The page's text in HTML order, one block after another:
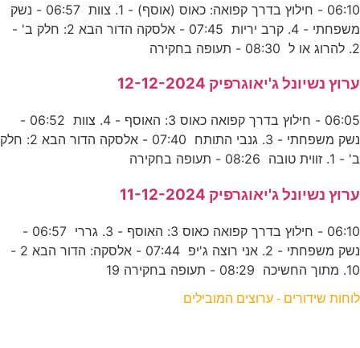
06:10 - חילוץ בדרך קפואה: כאוס (אוסף) - 1. צוות 06:57 - נשק
משפחתי - 4. קרב יריות 07:45 - אלסקה הדור הבא 2: חלק ב' -
2. להרוג או ל 08:30 - תעופה בחקירה
ערוץ נשיונל ג'יאוגרפיק 12-12-2024
06:05 - חילוץ בדרך קפואה כאוס 3: האוסף - 4. צוות 06:52 -
נשק משפחתי - 3. גנבי התותח 07:40 - אלסקה הדור הבא 2: חלק
ב' - 1. זווית טובה 08:26 - תעופה בחקירה
ערוץ נשיונל ג'יאוגרפיק 11-12-2024
06:10 - חילוץ בדרך קפואה כאוס 3: האוסף - 3. גררי 06:57 -
נשק משפחתי - 2. אני רוצה ג'יפ 07:44 - אלסקה: הדור הבא 2 -
10. מתוך החשיכה 08:29 - תעופה בחקירה 19
לוחות שידורים - ערוצים המובילים